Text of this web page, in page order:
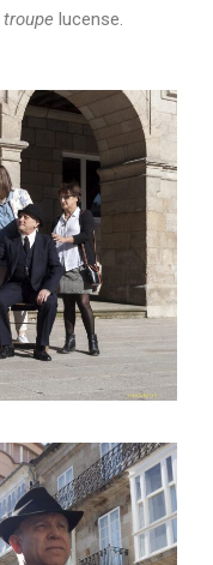
troupe lucense.